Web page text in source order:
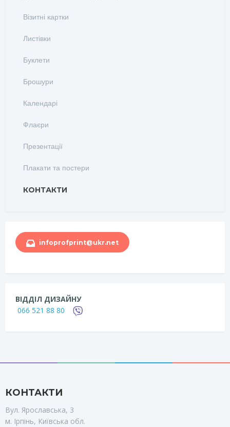
Візитні картки
Листівки
Буклети
Брошури
Календарі
Флаєри
Презентації
Плакати та постери
КОНТАКТИ
infoprofprint@ukr.net
ВІДДІЛ ДИЗАЙНУ
066 521 88 80
КОНТАКТИ
Вул. Ярославська, 3
м. Ірпінь, Київська обл.